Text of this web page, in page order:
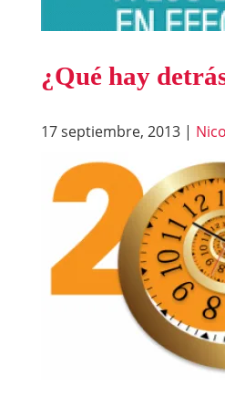
¿Qué hay
17 septiembre, 2013 |